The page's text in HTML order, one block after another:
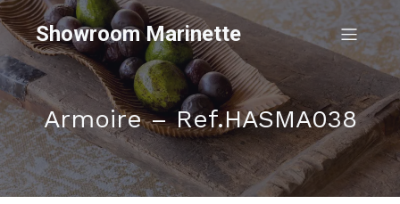
Showroom Marinette
Armoire – Ref.HASMA038